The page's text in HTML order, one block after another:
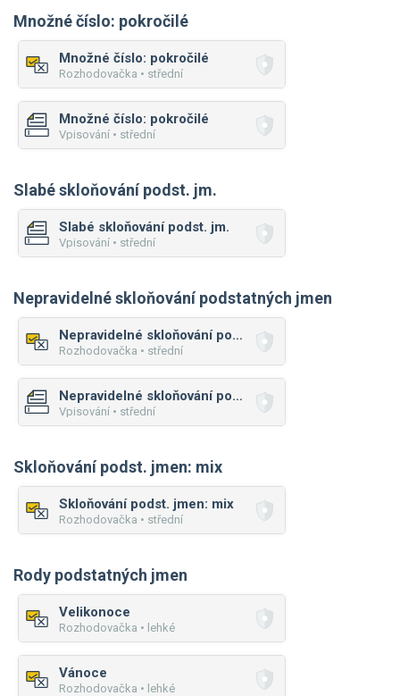
Množné číslo: pokročilé
Množné číslo: pokročilé
Rozhodovačka • střední
Množné číslo: pokročilé
Vpisování • střední
Slabé skloňování podst. jm.
Slabé skloňování podst. jm.
Vpisování • střední
Nepravidelné skloňování podstatných jmen
Nepravidelné skloňování podstatných jmen
Rozhodovačka • střední
Nepravidelné skloňování podstatných jmen
Vpisování • střední
Skloňování podst. jmen: mix
Skloňování podst. jmen: mix
Rozhodovačka • střední
Rody podstatných jmen
Velikonoce
Rozhodovačka • lehké
Vánoce
Rozhodovačka • lehké